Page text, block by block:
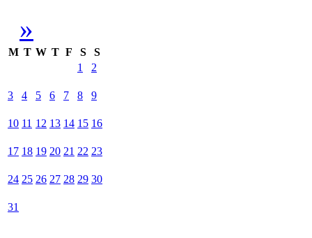
»
M T W T F S
S
1
2
3 4 5 6 7 8 9
10 11 12 13 14 15 16
17 18 19 20 21 22 23
24 25 26 27 28 29 30
31